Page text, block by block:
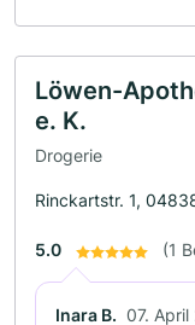
Löwen-
e. K.
Drogerie
Rinckartstr. 1,
5.0 (1
Inara B. 07. April